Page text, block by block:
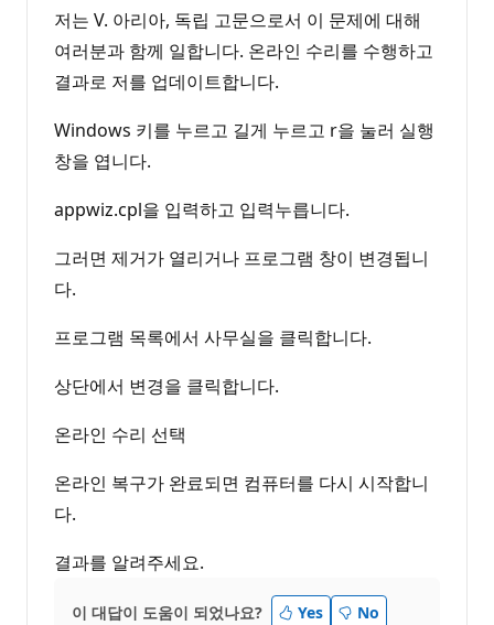
저는 V. 아리아, 독립 고문으로서 이 문제에 대해
여러분과 함께 일합니다. 온라인 수리를 수행하고
결과로 저를 업데이트합니다.
Windows 키를 누르고 길게 누르고 r을 눌러 실행
창을 엽니다.
appwiz.cpl을 입력하고 입력누릅니다.
그러면 제거가 열리거나 프로그램 창이 변경됩니
다.
프로그램 목록에서 사무실을 클릭합니다.
상단에서 변경을 클릭합니다.
온라인 수리 선택
온라인 복구가 완료되면 컴퓨터를 다시 시작합니
다.
결과를 알려주세요.
이 대답이 도움이 되었나요? Yes
No